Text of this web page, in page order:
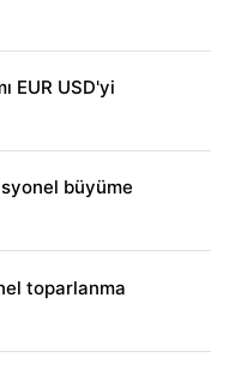
EUR USD'yi
büyüme
toparlanma